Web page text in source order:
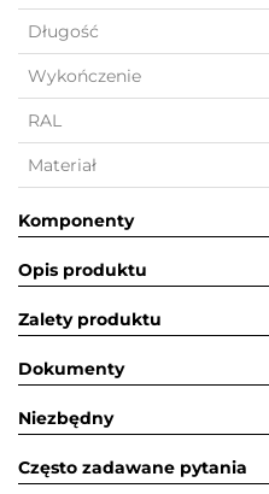
Długość
Wykończenie
RAL
Materiał
Komponenty
Opis produktu
Zalety produktu
Dokumenty
Niezbędny
Często zadawane pytania